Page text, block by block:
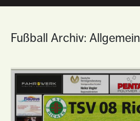
Fußball Archiv: Allgemein